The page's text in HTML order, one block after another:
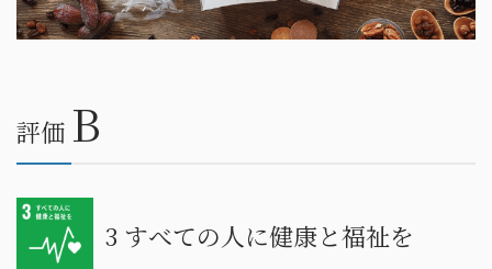
評価 B
3 すべての人に健康と福祉を